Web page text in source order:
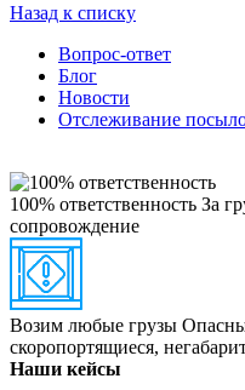
Назад к списку
Вопрос-ответ
Блог
Новости
Отслеживание
100% ответственность За
сопровождение
Возим любые грузы
скоропортящиеся,
Наши кейсы